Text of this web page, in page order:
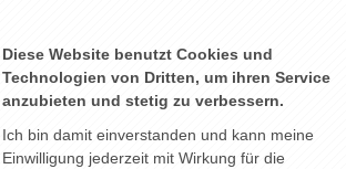
Diese Website benutzt Cookies und
Technologien von Dritten, um ihren Service
anzubieten und stetig zu verbessern.
Ich bin damit einverstanden und kann meine
Einwilligung jederzeit mit Wirkung für die